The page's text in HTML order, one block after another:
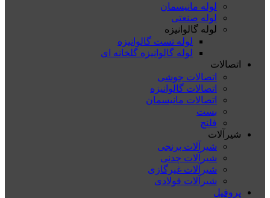
لوله مانیسمان
لوله صنعتی
لوله گالوانیزه
لوله تست گالوانیزه
لوله گالوانیزه گلخانه ای
اتصالات
اتصالات جوشی
اتصالات گالوانیزه
اتصالات مانیسمان
بست
فلنچ
شیرآلات
شیرآلات برنجی
شیرآلات چدنی
شیرآلات غیرگازی
شیرآلات فولادی
پروفیل